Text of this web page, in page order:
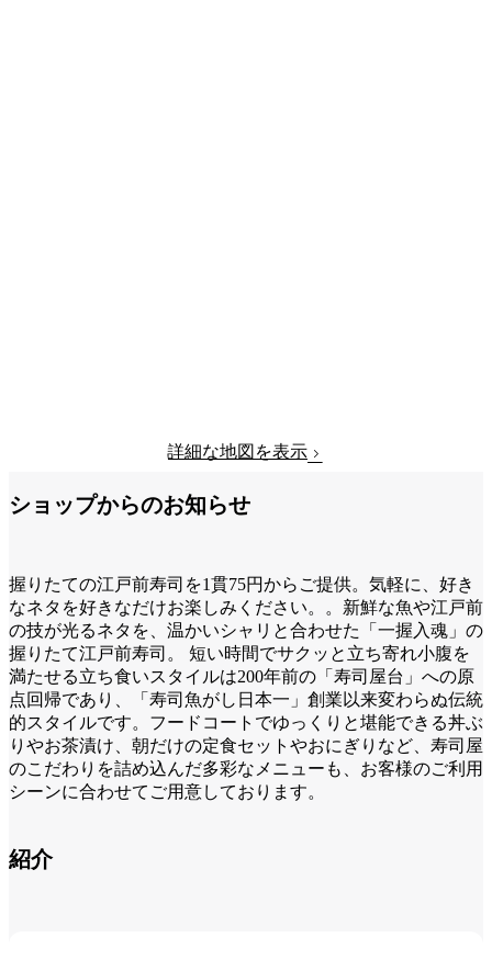
詳細な地図を表示
ショップからのお知らせ
握りたての江戸前寿司を1貫75円からご提供。気軽に、好き
なネタを好きなだけお楽しみください。。新鮮な魚や江戸前
の技が光るネタを、温かいシャリと合わせた「一握入魂」の
握りたて江戸前寿司。 短い時間でサクッと立ち寄れ小腹を
満たせる立ち食いスタイルは200年前の「寿司屋台」への原
点回帰であり、「寿司魚がし日本一」創業以来変わらぬ伝統
的スタイルです。フードコートでゆっくりと堪能できる丼ぶ
りやお茶漬け、朝だけの定食セットやおにぎりなど、寿司屋
のこだわりを詰め込んだ多彩なメニューも、お客様のご利用
シーンに合わせてご用意しております。
紹介